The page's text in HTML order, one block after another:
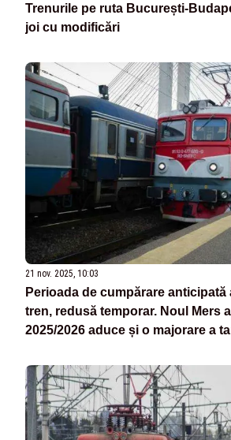
Trenurile pe ruta București-
joi cu modificări
21 nov. 2025, 10:03
Perioada de cumpărare anticipată
tren, redusă temporar. Noul Mers
2025/2026 aduce și o majorare a